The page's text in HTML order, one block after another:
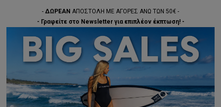
- ΔΩΡΕΑΝ ΑΠΟΣΤΟΛΗ ΜΕ ΑΓΟΡΕΣ ΑΝΩ ΤΩΝ 50€ -
- Γραφείτε στο Newsletter για επιπλέον έκπτωση! -